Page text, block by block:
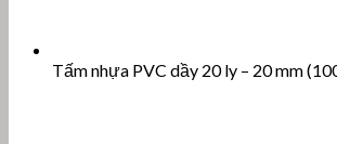
Tấm nhựa PVC dầy 20 ly – 20 mm